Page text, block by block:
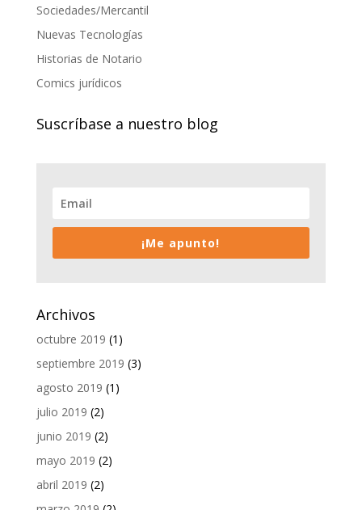
Sociedades/Mercantil
Nuevas Tecnologías
Historias de Notario
Comics jurídicos
Suscríbase a nuestro blog
¡Me apunto!
Archivos
octubre 2019 (1)
septiembre 2019 (3)
agosto 2019 (1)
julio 2019 (2)
junio 2019 (2)
mayo 2019 (2)
abril 2019 (2)